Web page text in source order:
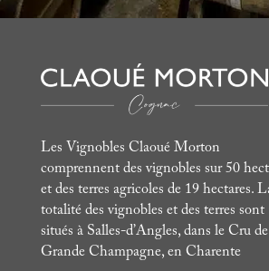
Les Vignobles Claoué Morton
comprennent des vignobles sur 50
et des terres agricoles de 19 hectares.
totalité des vignobles et des terres sont
situés à Salles-d’Angles, dans le Cru
Grande Champagne, en Charente